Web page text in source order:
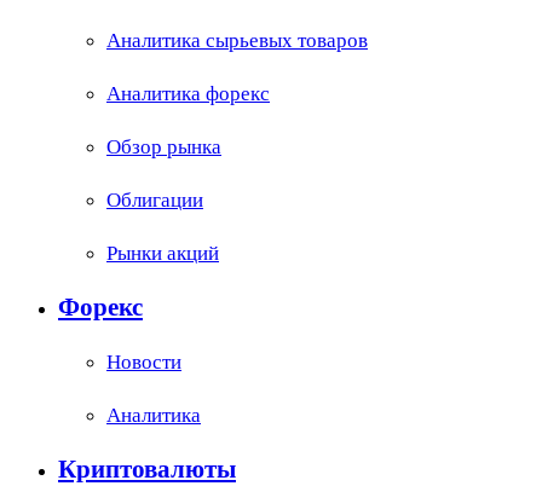
Аналитика сырьевых товаров
Аналитика форекс
Обзор рынка
Облигации
Рынки акций
Форекс
Новости
Аналитика
Криптовалюты